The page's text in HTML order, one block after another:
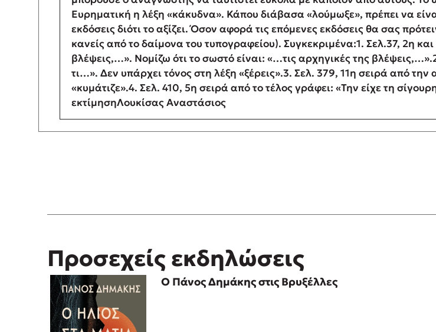
Ευρηματική η λέξη «κάκυδνα». Κάπου διάβασα «λούμωξε», πρέπει να
εκδόσεις διότι το αξίζει. Όσον αφορά τις επόμενες εκδόσεις θα σας
κανείς από το δαίμονα του τυπογραφείου). Συγκεκριμένα:1. Σελ.37, 2η
βλέψεις,…». Νομίζω ότι το σωστό είναι: «…τις αρχηγικές της
τι…». Δεν υπάρχει τόνος στη λέξη «ξέρεις».3. Σελ. 379, 11η σειρά από
«κυμάτιζε».4. Σελ. 410, 5η σειρά από το τέλος γράφει: «Την είχε τη
εκτίμησηΛουκίσας Αναστάσιος
Προσεχείς εκδηλώσεις
Ο Πάνος Δημάκης στις Βρυξέλλες